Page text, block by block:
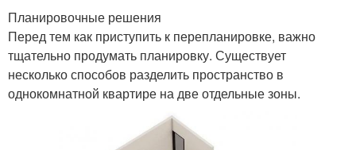
Планировочные решения
Перед тем как приступить к перепланировке, важно
тщательно продумать планировку. Существует
несколько способов разделить пространство в
однокомнатной квартире на две отдельные зоны.